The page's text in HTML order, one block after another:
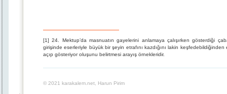
[1] 24. Mektup’da masnuatın gayelerini anlamaya çalışırken gösterdiği
girişinde eserleriyle büyük bir şeyin etrafını kazdığını lakin
açıp gösteriyor oluşunu belirtmesi arayış örnekleridir.
© 2021 karakalem.net, Harun Pirim